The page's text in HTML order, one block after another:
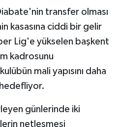
transfer olması
kasasına ciddi bir gelir
Lig'e yükselen başkent
kadrosunu
mali yapısını daha
günlerinde iki
netleşmesi